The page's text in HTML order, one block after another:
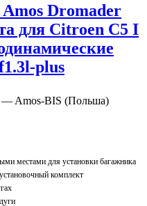
Dromader
для Citroen C5 I
plus
— Amos-BIS (Польша)
местами для установки багажника
комплект